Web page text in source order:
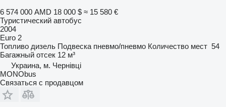
6 574 000 AMD 18 000 $ ≈ 15 580 €
Туристический автобус
2004
Euro 2
Топливо дизель Подвеска пневмо/пневмо Количество мест 54
Багажный отсек 12 м³
Украина, м. Чернівці
MONObus
Связаться с продавцом